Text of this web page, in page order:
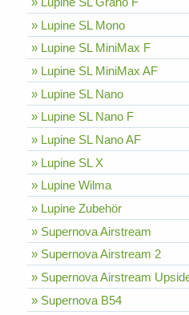
» Lupine SL Mono
» Lupine SL MiniMax F
» Lupine SL MiniMax AF
» Lupine SL Nano
» Lupine SL Nano F
» Lupine SL Nano AF
» Lupine SL X
» Lupine Wilma
» Lupine Zubehör
» Supernova Airstream
» Supernova Airstream 2
» Supernova Airstream
» Supernova B54